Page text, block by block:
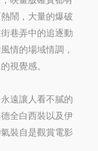
鬧，大量的爆破
巷弄中的追逐動
情的場域情調，
視覺感。
遠讓人看不膩的
全白西裝以及伊
裝自是觀賞電影